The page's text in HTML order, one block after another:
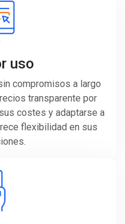
uso
compromisos a largo
transparente por
costes y adaptarse a
flexibilidad en sus